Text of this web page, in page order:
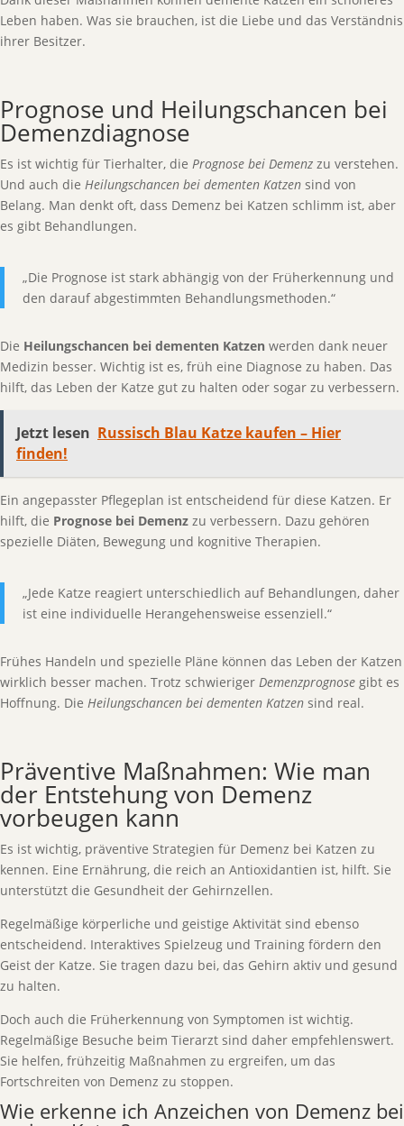
Leben haben. Was sie brauchen, ist die Liebe und das Verständnis
ihrer Besitzer.
Prognose und Heilungschancen bei
Demenzdiagnose
Es ist wichtig für Tierhalter, die Prognose bei Demenz zu verstehen.
Und auch die Heilungschancen bei dementen Katzen sind von
Belang. Man denkt oft, dass Demenz bei Katzen schlimm ist, aber
es gibt Behandlungen.
„Die Prognose ist stark abhängig von der Früherkennung und
den darauf abgestimmten Behandlungsmethoden.“
Die Heilungschancen bei dementen Katzen werden dank neuer
Medizin besser. Wichtig ist es, früh eine Diagnose zu haben. Das
hilft, das Leben der Katze gut zu halten oder sogar zu verbessern.
Jetzt lesen Russisch Blau Katze kaufen – Hier
finden!
Ein angepasster Pflegeplan ist entscheidend für diese Katzen. Er
hilft, die Prognose bei Demenz zu verbessern. Dazu gehören
spezielle Diäten, Bewegung und kognitive Therapien.
„Jede Katze reagiert unterschiedlich auf Behandlungen, daher
ist eine individuelle Herangehensweise essenziell.“
Frühes Handeln und spezielle Pläne können das Leben der Katzen
wirklich besser machen. Trotz schwieriger Demenzprognose gibt es
Hoffnung. Die Heilungschancen bei dementen Katzen sind real.
Präventive Maßnahmen: Wie man
der Entstehung von Demenz
vorbeugen kann
Es ist wichtig, präventive Strategien für Demenz bei Katzen zu
kennen. Eine Ernährung, die reich an Antioxidantien ist, hilft. Sie
unterstützt die Gesundheit der Gehirnzellen.
Regelmäßige körperliche und geistige Aktivität sind ebenso
entscheidend. Interaktives Spielzeug und Training fördern den
Geist der Katze. Sie tragen dazu bei, das Gehirn aktiv und gesund
zu halten.
Doch auch die Früherkennung von Symptomen ist wichtig.
Regelmäßige Besuche beim Tierarzt sind daher empfehlenswert.
Sie helfen, frühzeitig Maßnahmen zu ergreifen, um das
Fortschreiten von Demenz zu stoppen.
Wie erkenne ich Anzeichen von Demenz bei